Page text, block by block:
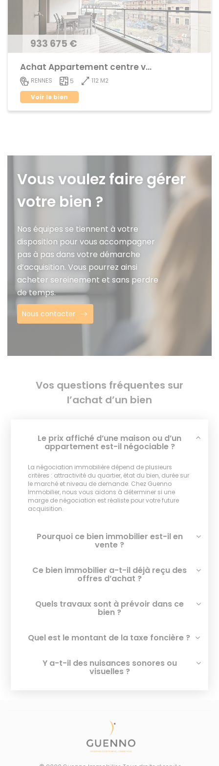
933 675 €
Achat Appartement centre ville
RENNES 5
112 M2
Voir le bien
Vous voulez faire gérer
votre bien ?
Nos équipes se tiennent à votre
disposition pour vous accompagner
pas à pas dans votre démarche
d’acquisition. Vous pourrez ainsi
acheter sereinement et sans perdre
de temps.
Nous contacter
Vos questions fréquentes sur
l’achat d’un bien
Le prix affiché d’une maison ou d’un
appartement est-il négociable ?
La négociation immobilière dépend de plusieurs
critères : attractivité du quartier, état du bien, durée sur
le marché et niveau de demande. Chez Guenno
Immobilier, nous vous aidons à déterminer si une
marge de négociation est réaliste pour votre future
acquisition.
Pourquoi ce bien immobilier est-il en
vente ?
Ce bien immobilier a-t-il déjà reçu des
offres d’achat ?
Quels travaux sont à prévoir dans ce
bien ?
Quel est le montant de la taxe foncière ?
Y a-t-il des nuisances sonores ou
visuelles ?